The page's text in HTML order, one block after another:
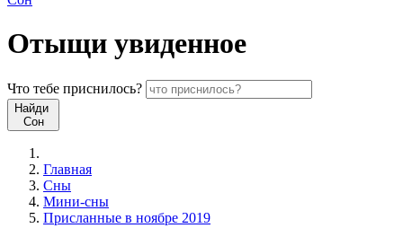
Отыщи увиденное
Что тебе приснилось?
Найди
Сон
Главная
Сны
Мини-сны
Присланные в ноябре 2019